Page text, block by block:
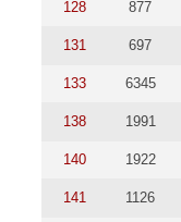
128 877
131 697
133 6345
138 1991
140 1922
141 1126